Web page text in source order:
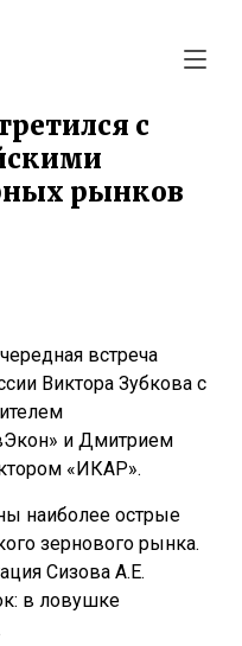
с
рынков
встреча
Виктора Зубкова с
и Дмитрием
«ИКАР».
наиболее острые
зернового рынка.
Сизова А.Е.
в ловушке